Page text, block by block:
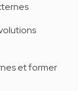
et former